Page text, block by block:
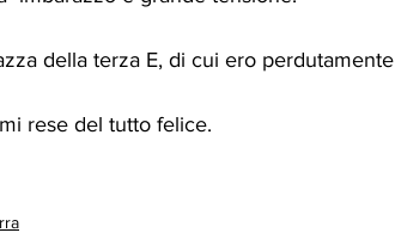
della terza E, di cui ero perdutamente
rese del tutto felice.